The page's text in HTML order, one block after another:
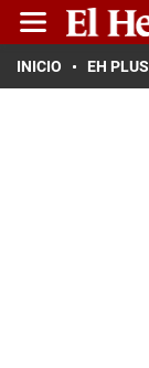
INICIO EH PLUS